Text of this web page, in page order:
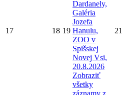
17 18 19
Dardanely,
Galéria
Jozefa
Hanulu,
ZOO v
Spišskej
Novej Vsi,
20.8.2026
Zobraziť
všetky
21